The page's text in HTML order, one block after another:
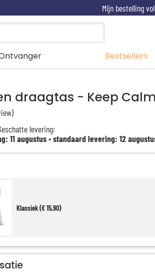
Mijn bestelling
Bestsellers
draagtas - Keep Calm
levering:
11 augustus•standaard levering: 12
Klassiek (€ 15,90)